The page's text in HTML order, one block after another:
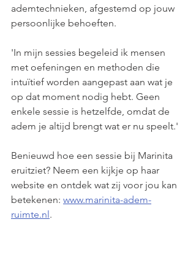
ademtechnieken, afgestemd op jouw
persoonlijke behoeften.
'In mijn sessies begeleid ik mensen
met oefeningen en methoden die
intuïtief worden aangepast aan wat je
op dat moment nodig hebt. Geen
enkele sessie is hetzelfde, omdat de
adem je altijd brengt wat er nu speelt.'
Benieuwd hoe een sessie bij Marinita
eruitziet? Neem een kijkje op haar
website en ontdek wat zij voor jou kan
betekenen: www.marinita-adem-
ruimte.nl.